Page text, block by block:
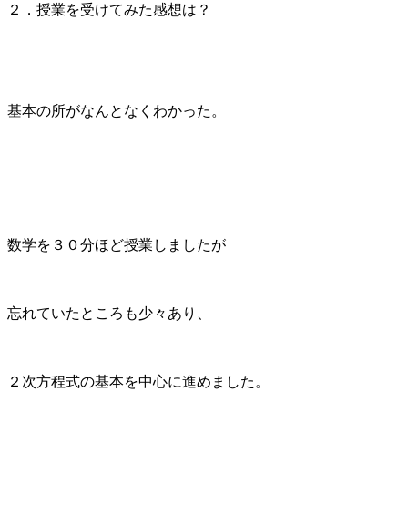
２．授業を受けてみた感想は？
基本の所がなんとなくわかった。
数学を３０分ほど授業しましたが
忘れていたところも少々あり、
２次方程式の基本を中心に進めました。